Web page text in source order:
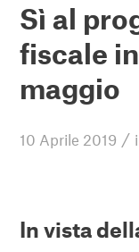
Sì al
fiscale
maggio
10 Aprile 2019 /
In vista